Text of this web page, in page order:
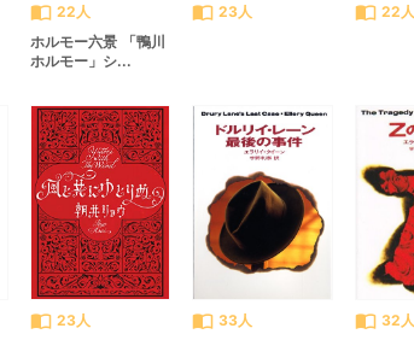
import_contacts 22人
ホルモー六景 「鴨川
ホルモー」シ...
import_contacts 23人 import_contacts 22人
import_contacts 23人
import_contacts 33人
import_contacts 32人